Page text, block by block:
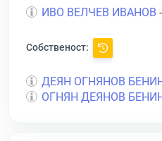
ИВО ВЕЛЧЕВ ИВАНОВ
Собственост:
ДЕЯН ОГНЯНОВ
ОГНЯН ДЕЯНОВ